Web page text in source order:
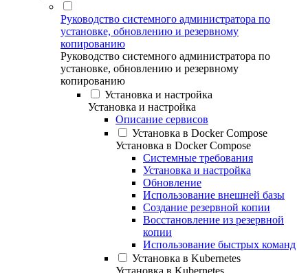
Руководство системного администратора по
установке, обновлению и резервному
копированию
Руководство системного администратора по
установке, обновлению и резервному
копированию
Установка и настройка
Установка и настройка
Описание сервисов
Установка в Docker Compose
Установка в Docker Compose
Системные требования
Установка и настройка
Обновление
Использование внешней базы
Создание резервной копии
Восстановление из резервной
копии
Использование быстрых команд
Установка в Kubernetes